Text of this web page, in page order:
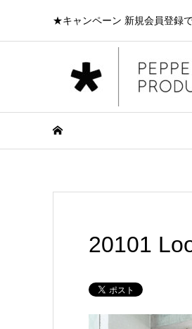
★キャンペーン 新規会員登録
20101